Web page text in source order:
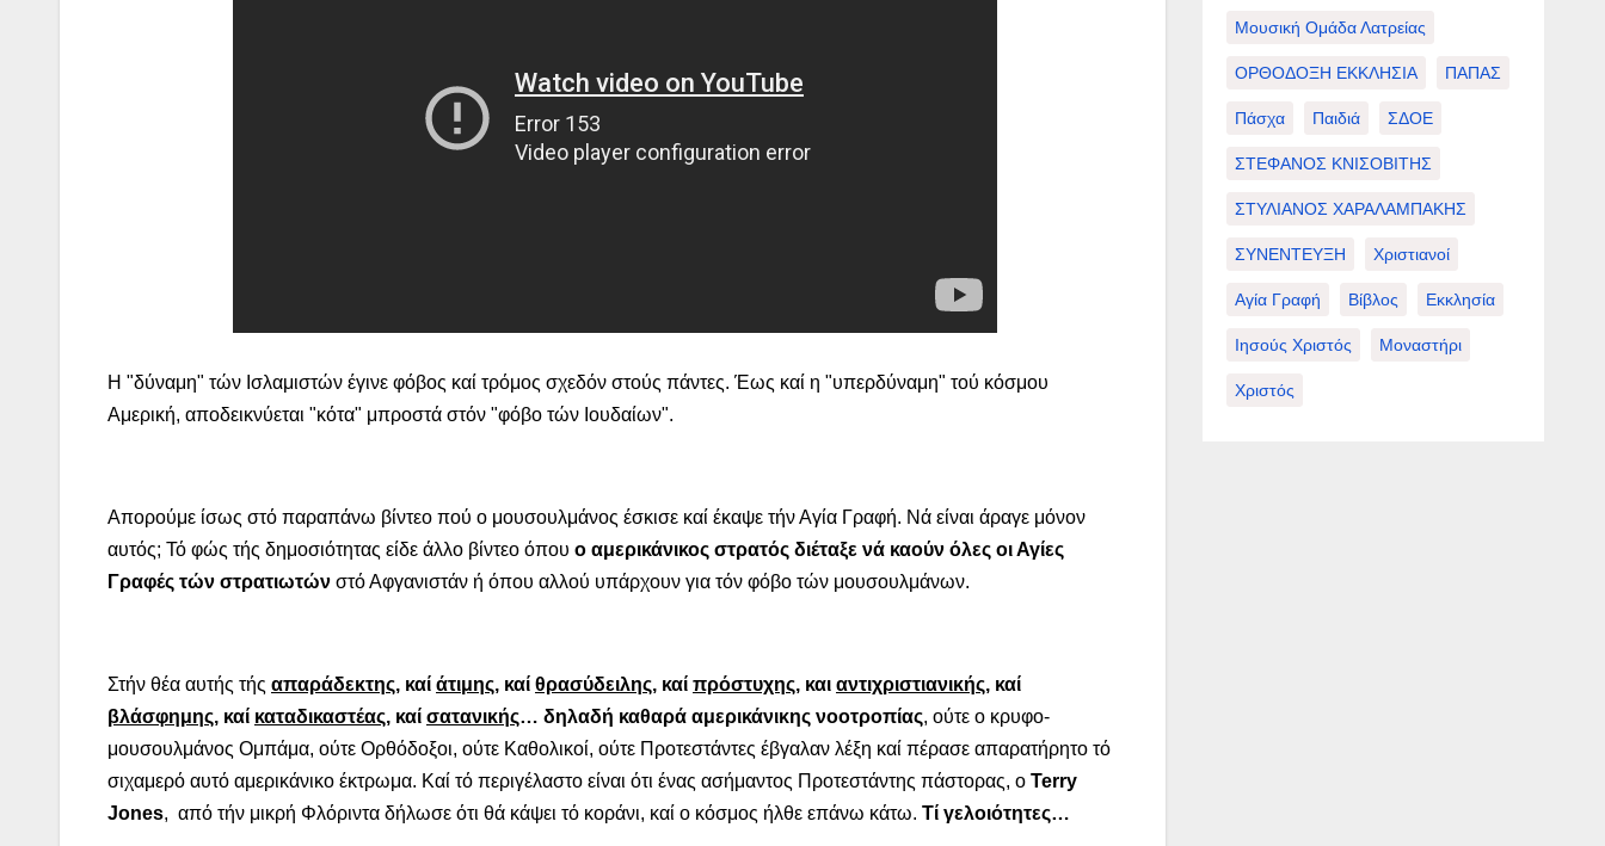
Η "δύναμη" τών Ισλαμιστών έγινε φόβος καί τρόμος σχεδόν στούς πάντες. Έως καί η "υπερδύναμη" τού κόσμου
Αμερική, αποδεικνύεται "κότα" μπροστά στόν "φόβο τών Ιουδαίων".
Απορούμε ίσως στό παραπάνω βίντεο πού ο μουσουλμάνος έσκισε καί έκαψε τήν Αγία Γραφή. Νά είναι άραγε μόνον
αυτός; Τό φώς τής δημοσιότητας είδε άλλο βίντεο όπου ο αμερικάνικος στρατός διέταξε νά καούν όλες οι Αγίες
Γραφές τών στρατιωτών στό Αφγανιστάν ή όπου αλλού υπάρχουν για τόν φόβο τών μουσουλμάνων.
Στήν θέα αυτής τής απαράδεκτης, καί άτιμης, καί θρασύδειλης, καί πρόστυχης, και αντιχριστιανικής, καί
βλάσφημης, καί καταδικαστέας, καί σατανικής… δηλαδή καθαρά αμερικάνικης νοοτροπίας, ούτε ο κρυφο-
μουσουλμάνος Ομπάμα, ούτε Ορθόδοξοι, ούτε Καθολικοί, ούτε Προτεστάντες έβγαλαν λέξη καί πέρασε απαρατήρητο τό
σιχαμερό αυτό αμερικάνικο έκτρωμα. Καί τό περιγέλαστο είναι ότι ένας ασήμαντος Προτεστάντης πάστορας, ο Terry
Jones, από τήν μικρή Φλόριντα δήλωσε ότι θά κάψει τό κοράνι, καί ο κόσμος ήλθε επάνω κάτω. Τί γελοιότητες…
Μουσική Ομάδα Λατρείας
ΟΡΘΟΔΟΞΗ ΕΚΚΛΗΣΙΑ ΠΑΠΑΣ
Πάσχα Παιδιά ΣΔΟΕ
ΣΤΕΦΑΝΟΣ ΚΝΙΣΟΒΙΤΗΣ
ΣΤΥΛΙΑΝΟΣ ΧΑΡΑΛΑΜΠΑΚΗΣ
ΣΥΝΕΝΤΕΥΞΗ Χριστιανοί
Αγία Γραφή Βίβλος Εκκλησία
Ιησούς Χριστός Μοναστήρι
Χριστός